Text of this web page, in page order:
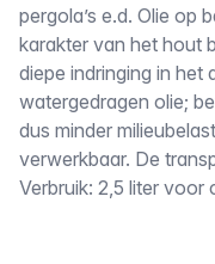
pergola’s e.d. Olie op
karakter van het hout
diepe indringing in
watergedragen olie;
dus minder
verwerkbaar. De
Verbruik: 2,5 liter voor